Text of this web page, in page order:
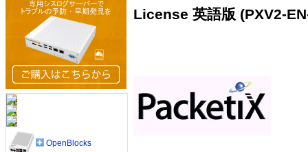
License 英語版 (PXV2-
OpenBlocks